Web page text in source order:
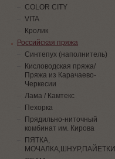
COLOR CITY
VITA
Кролик
Российская пряжа
Синтепух (наполнитель)
Кисловодская пряжа/
Пряжа из Карачаево-
Черкесии
Лама / Камтекс
Пехорка
Прядильно-ниточный
комбинат им. Кирова
ПЯТКА,
МОЧАЛКА,ШНУР,ПАЙЕТКИ